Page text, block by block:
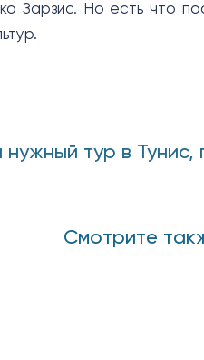
Зарзис. Но есть что
нужный тур в
Смотрите